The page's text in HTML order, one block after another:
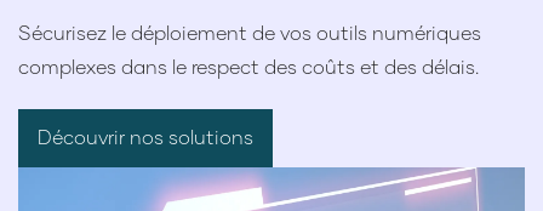
Sécurisez le déploiement de vos outils numériques
complexes dans le respect des coûts et des délais.
Découvrir nos solutions